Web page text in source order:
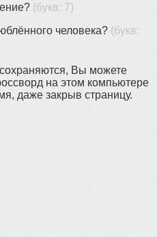
(букв: 7)
человека? (букв:
Вы можете
на этом компьютере
даже закрыв страницу.